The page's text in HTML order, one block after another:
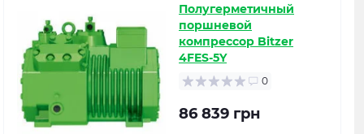
Полугерметичный
поршневой
компрессор Bitzer
4FES-5Y
0
86 839 грн